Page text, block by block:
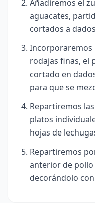
Añadiremos el
aguacates,
cortados a
Incorporaremos
rodajas finas, el
cortado en
para que se
Repartiremos
platos
hojas de
Repartiremos
anterior de pollo
decorándolo